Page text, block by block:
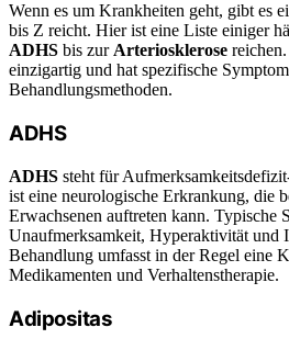
Wenn es um Krankheiten geht, gibt es
bis Z reicht. Hier ist eine Liste einiger
ADHS bis zur Arteriosklerose
einzigartig und hat spezifische
Behandlungsmethoden.
ADHS
ADHS steht für
ist eine neurologische Erkrankung, die
Erwachsenen auftreten kann. Typische
Unaufmerksamkeit, Hyperaktivität und
Behandlung umfasst in der Regel eine
Medikamenten und Verhaltenstherapie.
Adipositas